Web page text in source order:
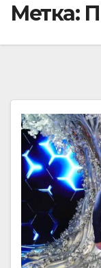
Метка: